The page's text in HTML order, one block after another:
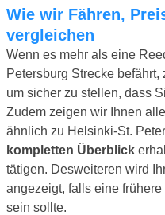
Wie wir Fähren, Preise und Abfahrtszeiten
vergleichen
Wenn es mehr als eine
Petersburg Strecke
um sicher zu stellen, dass
Zudem zeigen wir Ihnen
ähnlich zu Helsinki-St.
kompletten Überblick
tätigen. Desweiteren wird
angezeigt, falls eine
sein sollte.